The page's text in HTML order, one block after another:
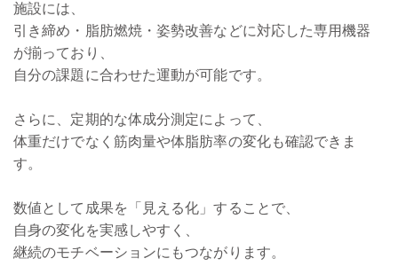
施設には、
引き締め・脂肪燃焼・姿勢改善などに対応した専用機器
が揃っており、
自分の課題に合わせた運動が可能です。
さらに、定期的な体成分測定によって、
体重だけでなく筋肉量や体脂肪率の変化も確認できま
す。
数値として成果を「見える化」することで、
自身の変化を実感しやすく、
継続のモチベーションにもつながります。